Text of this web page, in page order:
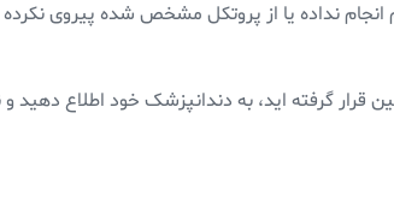
نداده یا از پروتکل مشخص شده پیروی نکرده
گرفته اید، به دندانپزشک خود اطلاع دهید